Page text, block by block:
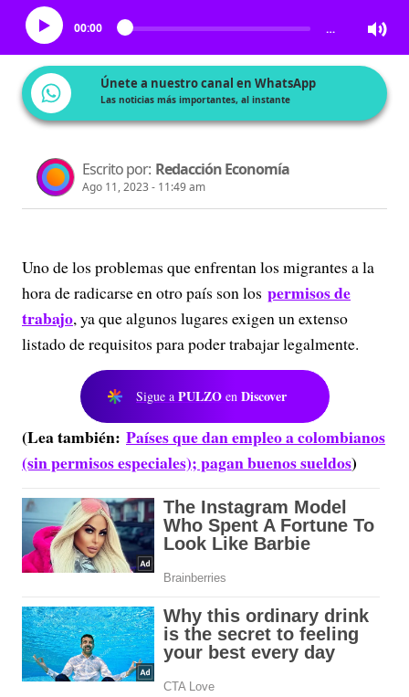
00:00 …
Únete a nuestro canal en WhatsApp
Las noticias más importantes, al instante
Escrito por: Redacción Economía
Ago 11, 2023 - 11:49 am
Uno de los problemas que enfrentan los migrantes a la
hora de radicarse en otro país son los permisos de
trabajo, ya que algunos lugares exigen un extenso
listado de requisitos para poder trabajar legalmente.
Sigue a PULZO en Discover
(Lea también: Países que dan empleo a colombianos
(sin permisos especiales); pagan buenos sueldos)